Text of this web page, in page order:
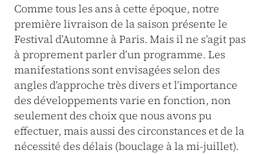
Comme tous les ans à cette époque, notre
première livraison de la saison présente le
Festival d’Automne à Paris. Mais il ne s’agit pas
à proprement parler d’un programme. Les
manifestations sont envisagées selon des
angles d’approche très divers et l’importance
des développements varie en fonction, non
seulement des choix que nous avons pu
effectuer, mais aussi des circonstances et de la
nécessité des délais (bouclage à la mi-juillet).